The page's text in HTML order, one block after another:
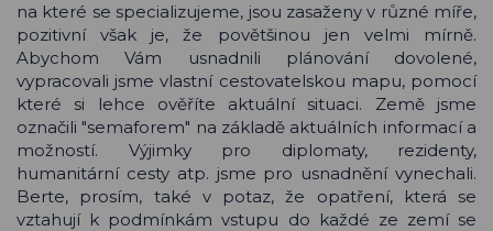
na které se specializujeme, jsou zasaženy v různé míře,
pozitivní však je, že povětšinou jen velmi mírně.
Abychom Vám usnadnili plánování dovolené,
vypracovali jsme vlastní cestovatelskou mapu, pomocí
které si lehce ověříte aktuální situaci. Země jsme
označili "semaforem" na základě aktuálních informací a
možností. Výjimky pro diplomaty, rezidenty,
humanitární cesty atp. jsme pro usnadnění vynechali.
Berte, prosím, také v potaz, že opatření, která se
vztahují k podmínkám vstupu do každé ze zemí se